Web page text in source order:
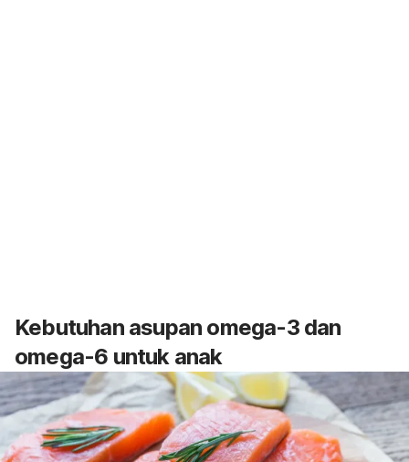
Kebutuhan asupan omega-3 dan
omega-6 untuk anak